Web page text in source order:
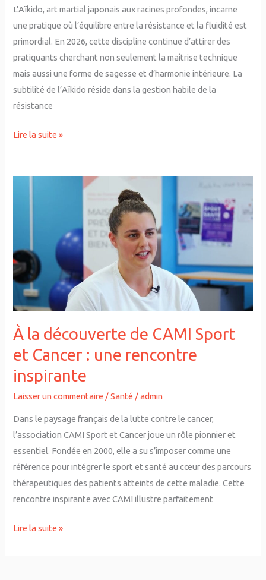
L’Aïkido, art martial japonais aux racines profondes, incarne
une pratique où l’équilibre entre la résistance et la fluidité est
primordial. En 2026, cette discipline continue d’attirer des
pratiquants cherchant non seulement la maîtrise technique
mais aussi une forme de sagesse et d’harmonie intérieure. La
subtilité de l’Aïkido réside dans la gestion habile de la
résistance
Lire la suite »
À la découverte de CAMI Sport
et Cancer : une rencontre
inspirante
Laisser un commentaire /Santé /admin
Dans le paysage français de la lutte contre le cancer,
l’association CAMI Sport et Cancer joue un rôle pionnier et
essentiel. Fondée en 2000, elle a su s’imposer comme une
référence pour intégrer le sport et santé au cœur des parcours
thérapeutiques des patients atteints de cette maladie. Cette
rencontre inspirante avec CAMI illustre parfaitement
CAMI
Sport
et
Cancer
:
une
inspirante
Lire la suite »